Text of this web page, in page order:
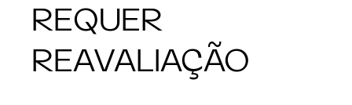
REQUER
REAVALIAÇÃO